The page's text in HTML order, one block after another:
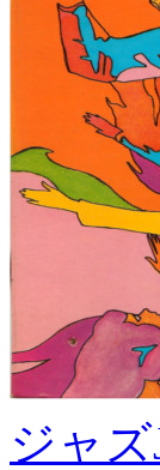
ジャズ